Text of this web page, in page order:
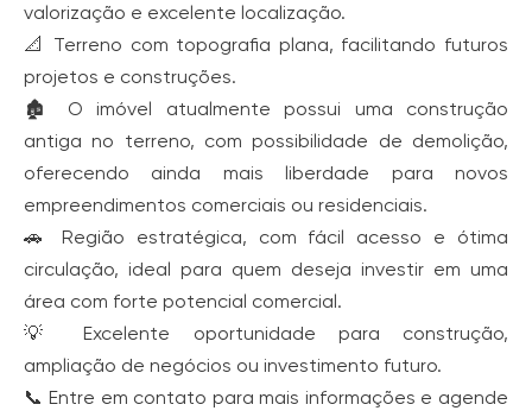
valorização e excelente localização.
📐 Terreno com topografia plana, facilitando futuros
projetos e construções.
🏚️ O imóvel atualmente possui uma construção
antiga no terreno, com possibilidade de demolição,
oferecendo ainda mais liberdade para novos
empreendimentos comerciais ou residenciais.
🚗 Região estratégica, com fácil acesso e ótima
circulação, ideal para quem deseja investir em uma
área com forte potencial comercial.
💡 Excelente oportunidade para construção,
ampliação de negócios ou investimento futuro.
📞 Entre em contato para mais informações e agende